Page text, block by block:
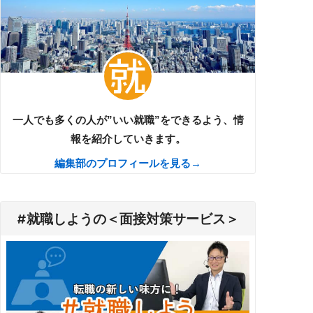
一人でも多くの人が”いい就職”をできるよう、情
報を紹介していきます。
編集部のプロフィールを見る→
#就職しようの＜面接対策サービス＞